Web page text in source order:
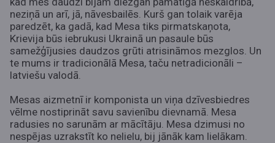
neziņā un arī, jā, nāvesbailēs. Kurš gan tolaik varēja
paredzēt, ka gadā, kad Mesa tiks pirmatskaņota,
Krievija būs iebrukusi Ukrainā un pasaule būs
samežģījusies daudzos grūti atrisināmos mezglos. Un
te mums ir tradicionālā Mesa, taču netradicionāli –
latviešu valodā.
Mesas aizmetnī ir komponista un viņa dzīvesbiedres
vēlme nostiprināt savu savienību dievnamā. Mesa
radusies no sarunām ar mācītāju. Mesa dzimusi no
nespējas uzrakstīt ko nelielu, bij jānāk kam lielākam.